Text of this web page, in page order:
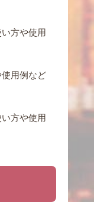
方や使用
使用例など
方や使用